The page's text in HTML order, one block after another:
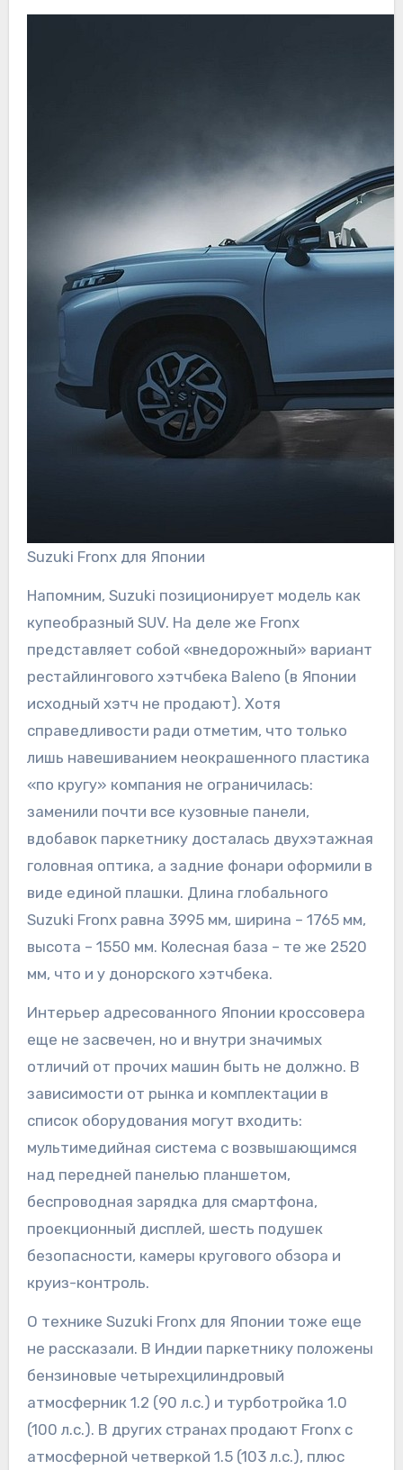
Suzuki Fronx для Японии
Напомним, Suzuki позиционирует модель как
купеобразный SUV. На деле же Fronx
представляет собой «внедорожный» вариант
рестайлингового хэтчбека Baleno (в Японии
исходный хэтч не продают). Хотя
справедливости ради отметим, что только
лишь навешиванием неокрашенного пластика
«по кругу» компания не ограничилась:
заменили почти все кузовные панели,
вдобавок паркетнику досталась двухэтажная
головная оптика, а задние фонари оформили в
виде единой плашки. Длина глобального
Suzuki Fronx равна 3995 мм, ширина – 1765 мм,
высота – 1550 мм. Колесная база – те же 2520
мм, что и у донорского хэтчбека.
Интерьер адресованного Японии кроссовера
еще не засвечен, но и внутри значимых
отличий от прочих машин быть не должно. В
зависимости от рынка и комплектации в
список оборудования могут входить:
мультимедийная система с возвышающимся
над передней панелью планшетом,
беспроводная зарядка для смартфона,
проекционный дисплей, шесть подушек
безопасности, камеры кругового обзора и
круиз-контроль.
О технике Suzuki Fronx для Японии тоже еще
не рассказали. В Индии паркетнику положены
бензиновые четырехцилиндровый
атмосферник 1.2 (90 л.с.) и турботройка 1.0
(100 л.с.). В других странах продают Fronx с
атмосферной четверкой 1.5 (103 л.с.), плюс